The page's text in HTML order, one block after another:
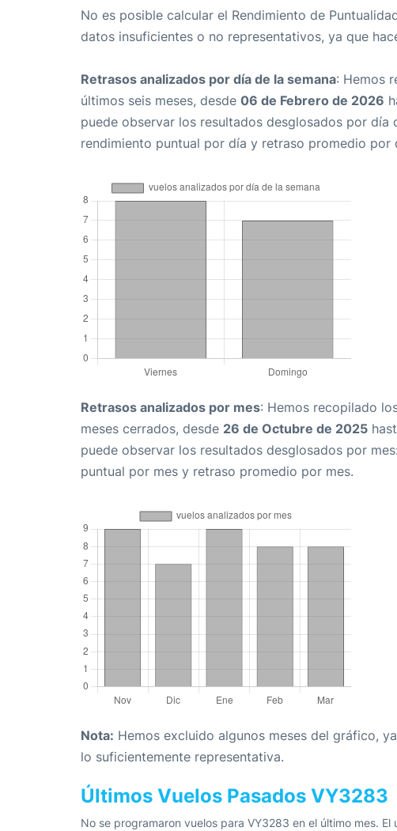
No es posible calcular el Rendimiento de
datos insuficientes o no representativos, ya que
Retrasos analizados por día de la semana: Hemos
últimos seis meses, desde 06 de Febrero de 2026
puede observar los resultados desglosados por día
rendimiento puntual por día y retraso promedio por
Retrasos analizados por mes: Hemos recopilado
meses cerrados, desde 26 de Octubre de 2025
puede observar los resultados desglosados por
puntual por mes y retraso promedio por mes.
Nota: Hemos excluido algunos meses del gráfico,
lo suficientemente representativa.
Últimos Vuelos Pasados VY3283
No se programaron vuelos para VY3283 en el último mes.